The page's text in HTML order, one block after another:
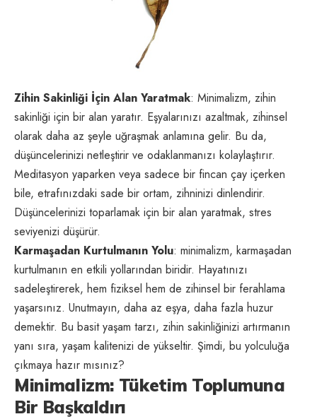
Zihin Sakinliği İçin Alan Yaratmak: Minimalizm, zihin
sakinliği için bir alan yaratır. Eşyalarınızı azaltmak, zihinsel
olarak daha az şeyle uğraşmak anlamına gelir. Bu da,
düşüncelerinizi netleştirir ve odaklanmanızı kolaylaştırır.
Meditasyon yaparken veya sadece bir fincan çay içerken
bile, etrafınızdaki sade bir ortam, zihninizi dinlendirir.
Düşüncelerinizi toparlamak için bir alan yaratmak, stres
seviyenizi düşürür.
Karmaşadan Kurtulmanın Yolu: minimalizm, karmaşadan
kurtulmanın en etkili yollarından biridir. Hayatınızı
sadeleştirerek, hem fiziksel hem de zihinsel bir ferahlama
yaşarsınız. Unutmayın, daha az eşya, daha fazla huzur
demektir. Bu basit yaşam tarzı, zihin sakinliğinizi artırmanın
yanı sıra, yaşam kalitenizi de yükseltir. Şimdi, bu yolculuğa
çıkmaya hazır mısınız?
Minimalizm: Tüketim Toplumuna
Bir Başkaldırı